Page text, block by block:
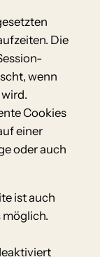
Die
wenn
Cookies
einer
oder auch
ist auch
möglich.